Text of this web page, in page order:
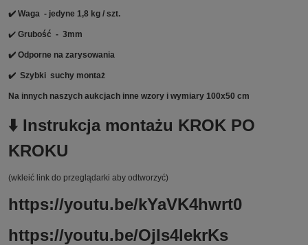
✔️ Waga - jedyne 1,8 kg / szt.
✔️ Grubość - 3mm
✔️ Odporne na zarysowania
✔️ Szybki suchy montaż
Na innych naszych aukcjach inne wzory i wymiary 100x50 cm
⬇️ Instrukcja montażu KROK PO
KROKU
(wkleić link do przeglądarki aby odtworzyć)
https://youtu.be/kYaVK4hwrt0
https://youtu.be/OjIs4lekrKs